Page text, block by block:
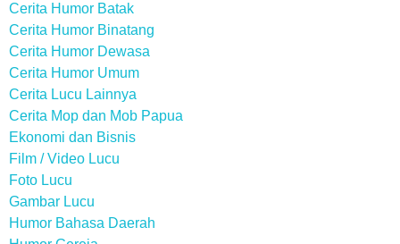
Cerita Humor Batak
Cerita Humor Binatang
Cerita Humor Dewasa
Cerita Humor Umum
Cerita Lucu Lainnya
Cerita Mop dan Mob Papua
Ekonomi dan Bisnis
Film / Video Lucu
Foto Lucu
Gambar Lucu
Humor Bahasa Daerah